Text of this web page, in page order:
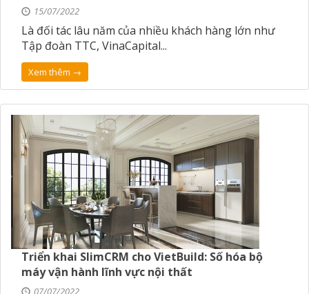
15/07/2022
Là đối tác lâu năm của nhiều khách hàng lớn như
Tập đoàn TTC, VinaCapital...
Xem thêm →
Triển khai SlimCRM cho VietBuild: Số hóa bộ
máy vận hành lĩnh vực nội thất
07/07/2022